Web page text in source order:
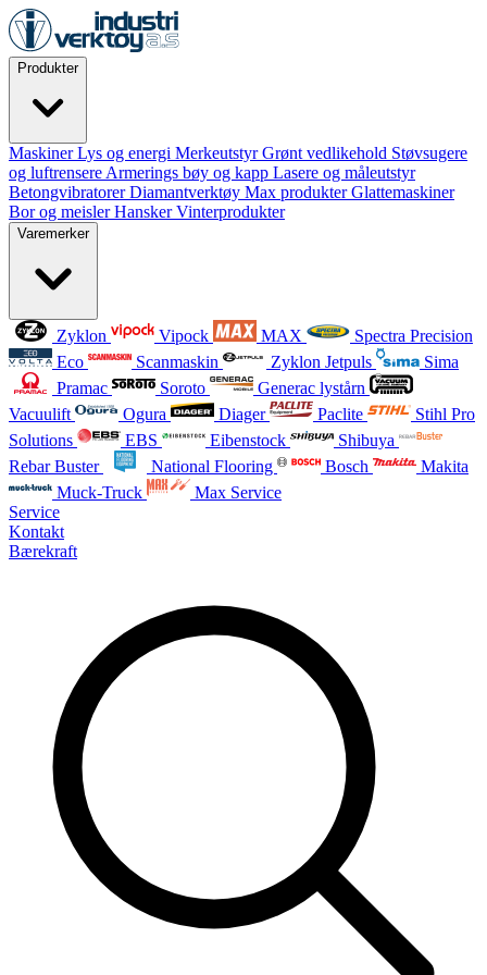
Produkter
MaskinerLys og energi MerkeutstyrGrønt vedlikehold Støvsugere
og luftrensere Armerings bøy og kapp Lasere og måleutstyr
BetongvibratorerDiamantverktøy Max produkterGlattemaskiner
Bor og meislerHanskerVinterprodukter
Varemerker
Zyklon Vipock MAX
Spectra Precision
Eco
Scanmaskin Zyklon Jetpuls
Sima
Pramac
Soroto
Generac lystårn
Vacuulift
Ogura Diager Paclite
Stihl Pro
Solutions
EBS Eibenstock
Shibuya
Rebar Buster
National Flooring Bosch
Makita
Muck-Truck
Max Service
Service
Kontakt
Bærekraft